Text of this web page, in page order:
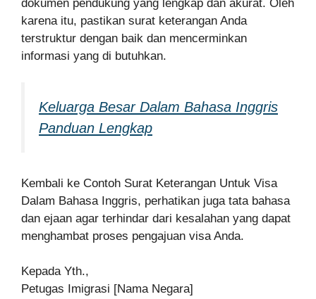
dokumen pendukung yang lengkap dan akurat. Oleh
karena itu, pastikan surat keterangan Anda
terstruktur dengan baik dan mencerminkan
informasi yang di butuhkan.
Keluarga Besar Dalam Bahasa Inggris
Panduan Lengkap
Kembali ke Contoh Surat Keterangan Untuk Visa
Dalam Bahasa Inggris, perhatikan juga tata bahasa
dan ejaan agar terhindar dari kesalahan yang dapat
menghambat proses pengajuan visa Anda.
Kepada Yth.,
Petugas Imigrasi [Nama Negara]